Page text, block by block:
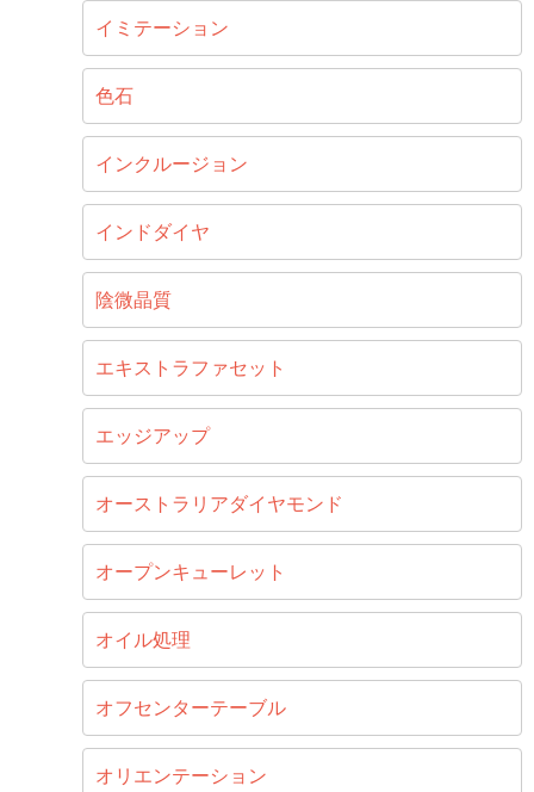
イミテーション
色石
インクルージョン
インドダイヤ
陰微晶質
エキストラファセット
エッジアップ
オーストラリアダイヤモンド
オープンキューレット
オイル処理
オフセンターテーブル
オリエンテーション